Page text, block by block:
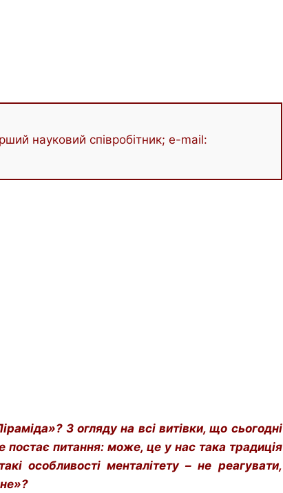
науковий співробітник; e-mail:
З огляду на всі витівки, що сьогодні
постає питання: може, це у нас така традиція
особливості менталітету – не реагувати,